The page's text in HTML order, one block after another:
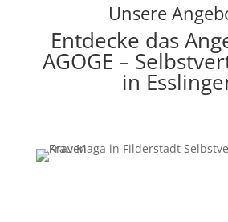
Unsere
Entdecke das
AGOGE –
in